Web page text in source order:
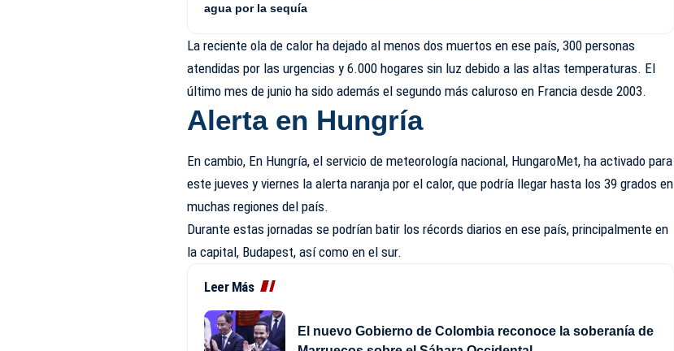
agua por la sequía
La reciente ola de calor ha dejado al menos dos muertos en ese país, 300 personas
atendidas por las urgencias y 6.000 hogares sin luz debido a las altas temperaturas. El
último mes de junio ha sido además el segundo más caluroso en Francia desde 2003.
Alerta en Hungría
En cambio, En Hungría, el servicio de meteorología nacional, HungaroMet, ha activado para
este jueves y viernes la alerta naranja por el calor, que podría llegar hasta los 39 grados en
muchas regiones del país.
Durante estas jornadas se podrían batir los récords diarios en ese país, principalmente en
la capital, Budapest, así como en el sur.
Leer Más
El nuevo Gobierno de Colombia reconoce la soberanía de